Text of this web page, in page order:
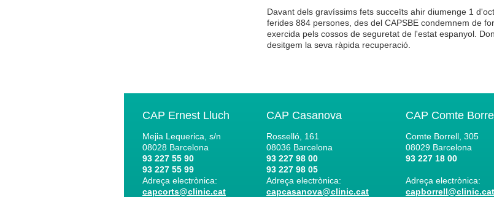
Davant dels gravíssims fets succeïts ahir diumenge 1
ferides 884 persones, des del CAPSBE condemnem de
exercida pels cossos de seguretat de l'estat espanyol.
desitgem la seva ràpida recuperació.
CAP Ernest Lluch
Mejia Lequerica, s/n
08028 Barcelona
93 227 55 90
93 227 55 99
Adreça electrònica:
capcorts@clinic.cat
CAP Casanova
Rosselló, 161
08036 Barcelona
93 227 98 00
93 227 98 05
Adreça electrònica:
capcasanova@clinic.cat
CAP Comte
Comte Borrell, 305
08029 Barcelona
93 227 18 00
Adreça electrònica:
capborrell@clinic.cat